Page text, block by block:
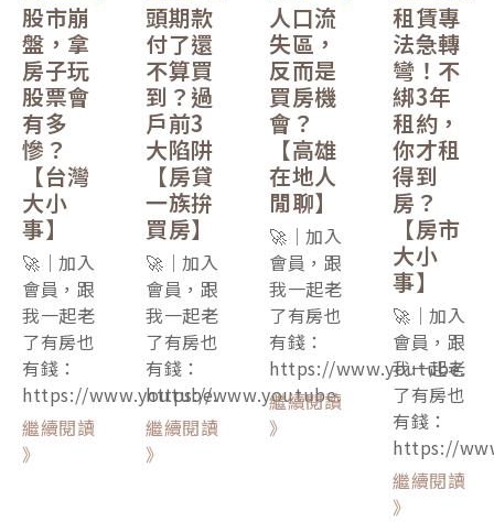
股市崩
盤，拿
房子玩
股票會
有多
慘？
【台灣
大小
事】
🚀｜加入
會員，跟
我一起老
了有房也
有錢：
https://www.youtube.
繼續閱讀
》
頭期款
付了還
不算買
到？過
戶前3
大陷阱
【房貸
一族拚
買房】
🚀｜加入
會員，跟
我一起老
了有房也
有錢：
https://www.youtube.
繼續閱讀
》
人口流
失區，
反而是
買房機
會？
【高雄
在地人
閒聊】
🚀｜加入
會員，跟
我一起老
了有房也
有錢：
https://www.youtube.
繼續閱讀
》
租賃專
法急轉
彎！不
綁3年
租約，
你才租
得到
房？
【房市
大小
事】
🚀｜加入
會員，跟
我一起老
了有房也
有錢：
https://
繼續閱讀
》